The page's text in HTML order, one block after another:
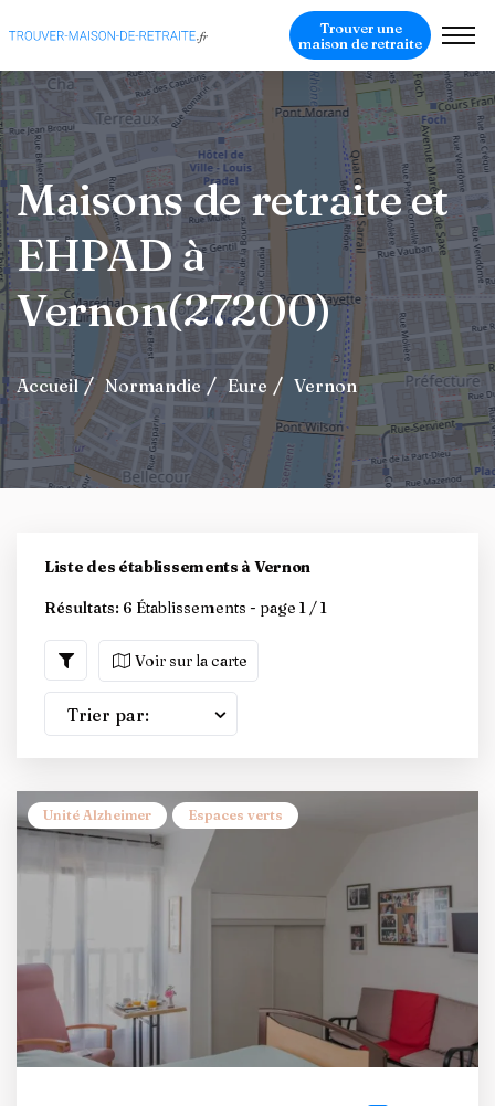
Trouver une
maison de retraite
Maisons de retraite et
EHPAD à
Vernon(27200)
Accueil Normandie Eure Vernon
Liste des établissements à Vernon
Résultats: 6 Établissements - page 1 / 1
Voir sur la carte
Trier par:
Unité Alzheimer Espaces verts